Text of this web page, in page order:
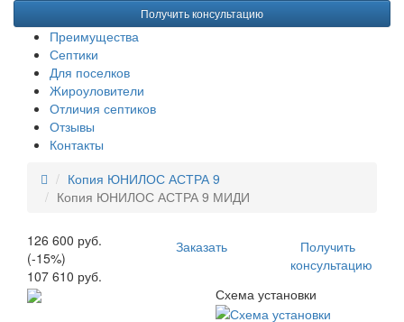
Получить консультацию
Преимущества
Септики
Для поселков
Жироуловители
Отличия септиков
Отзывы
Контакты
Копия ЮНИЛОС АСТРА 9
Копия ЮНИЛОС АСТРА 9 МИДИ
126 600 руб.
(-15%)
107 610 руб.
Заказать
Получить
консультацию
Схема установки